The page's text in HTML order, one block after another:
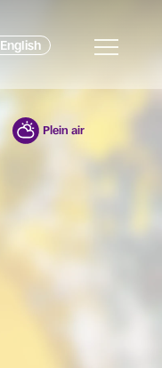
Plein air
English